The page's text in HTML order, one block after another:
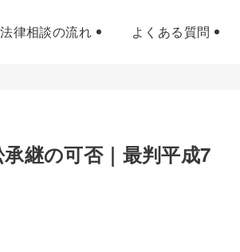
法律相談の流れ よくある質問
継の可否｜最判平成7